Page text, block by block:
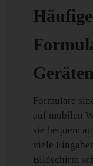
Geräten
Formulare
auf mobilen
sie bequem
viele
Bildschirm